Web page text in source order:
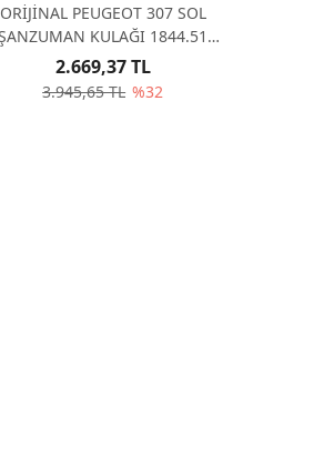
ORİJİNAL PEUGEOT 307 SOL
KULAĞI 1844.51
184451
3.945,65 TL %32
2.669,37 TL